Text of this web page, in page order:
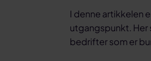
I denne artikkelen
utgangspunkt. Her
bedrifter som er